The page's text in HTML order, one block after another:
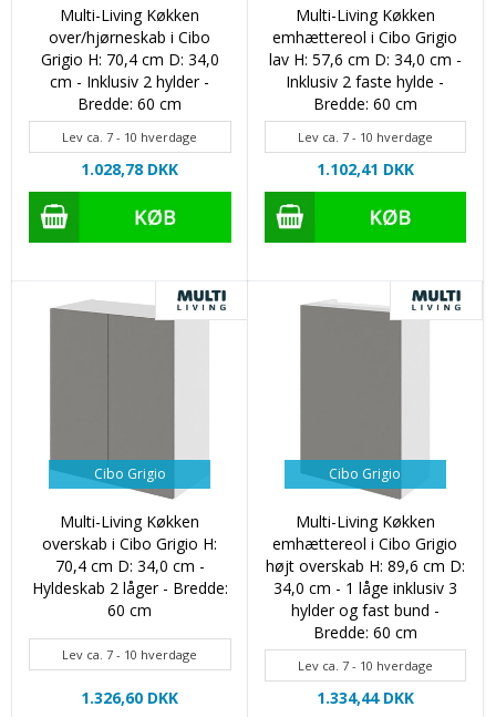
Multi-Living Køkken
over/hjørneskab i Cibo
Grigio H: 70,4 cm D: 34,0
cm - Inklusiv 2 hylder -
Bredde: 60 cm
Lev ca. 7 - 10 hverdage
1.028,78 DKK
Multi-Living Køkken
emhættereol i Cibo Grigio
lav H: 57,6 cm D: 34,0 cm -
Inklusiv 2 faste hylde -
Bredde: 60 cm
Lev ca. 7 - 10 hverdage
1.102,41 DKK
Cibo Grigio
Multi-Living Køkken
overskab i Cibo Grigio H:
70,4 cm D: 34,0 cm -
Hyldeskab 2 låger - Bredde:
60 cm
Lev ca. 7 - 10 hverdage
1.326,60 DKK
Cibo Grigio
Multi-Living Køkken
emhættereol i Cibo Grigio
højt overskab H: 89,6 cm D:
34,0 cm - 1 låge inklusiv 3
hylder og fast bund -
Bredde: 60 cm
Lev ca. 7 - 10 hverdage
1.334,44 DKK